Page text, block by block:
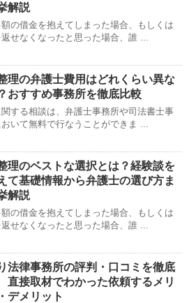
解説
額の借金を抱えてしまった場合、もしくは
せなくなったと思った場合、誰 ...
理の弁護士費用はどれくらい異な
おすすめ事務所を徹底比較
する相談は、弁護士事務所や司法書士事
いて無料で行なうことができま ...
理のベストな選択とは？経験談を
て基礎情報から弁護士の選び方ま
解説
額の借金を抱えてしまった場合、もしくは
せなくなったと思った場合、誰 ...
法律事務所の評判・口コミを徹底
接取材でわかった依頼するメリ
デメリット